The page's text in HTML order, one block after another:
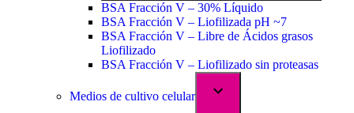
BSA Fracción V – 30% Líquido
BSA Fracción V – Liofilizada pH ~7
BSA Fracción V – Libre de Ácidos grasos
Liofilizado
BSA Fracción V – Liofilizado sin proteasas
Medios de cultivo celular